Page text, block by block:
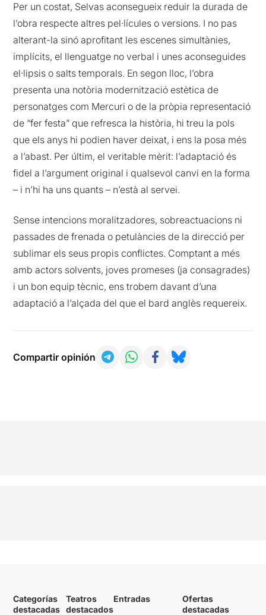
Per un costat, Selvas aconsegueix reduir la durada de
l’obra respecte altres pel·lícules o versions. I no pas
alterant-la sinó aprofitant les escenes simultànies,
implícits, el llenguatge no verbal i unes aconseguides
el·lipsis o salts temporals. En segon lloc, l’obra
presenta una notòria modernització estètica de
personatges com Mercuri o de la pròpia representació
de “fer festa” que refresca la història, hi treu la pols
que els anys hi podien haver deixat, i ens la posa més
a l’abast. Per últim, el veritable mèrit: l’adaptació és
fidel a l’argument original i qualsevol canvi en la forma
– i n’hi ha uns quants – n’està al servei.
Sense intencions moralitzadores, sobreactuacions ni
passades de frenada o petulàncies de la direcció per
sublimar els seus propis conflictes. Comptant a més
amb actors solvents, joves promeses (ja consagrades)
i un bon equip tècnic, ens trobem davant d’una
adaptació a l’alçada del que el bard anglès requereix.
Compartir opinión
Categorías
destacadas
Teatros
destacados
Entradas
Ofertas
destacadas